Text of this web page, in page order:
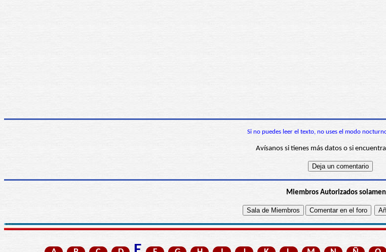
Si no puedes leer el texto, no uses el modo
Avísanos si tienes más datos o si
Miembros Autorizados